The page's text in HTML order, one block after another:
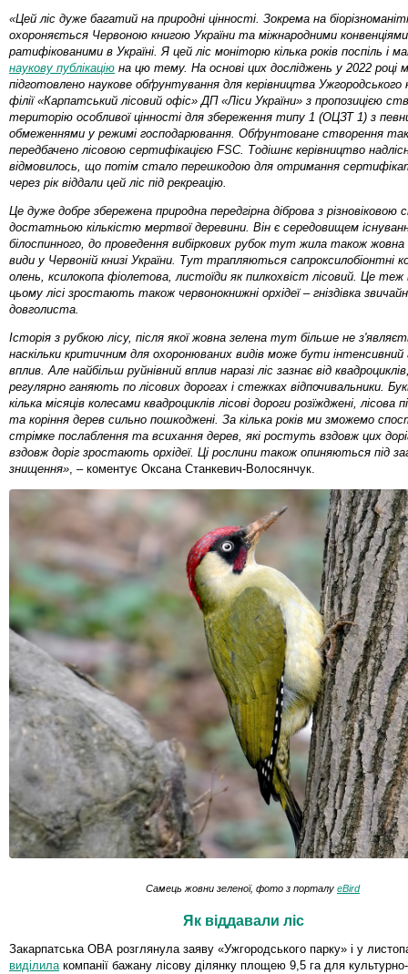
«Цей ліс дуже багатий на природні цінності. Зокрема на
охороняється Червоною книгою України та міжнародними
ратифікованими в Україні. Я цей ліс моніторю кілька років поспіль і
наукову публікацію на цю тему. На основі цих досліджень у 2022 році
підготовлено наукове обґрунтування для керівництва Ужгородського
філії «Карпатський лісовий офіс» ДП «Ліси України» з пропозицією
територію особливої цінності для збереження типу 1 (ОЦЗТ 1) з
обмеженнями у режимі господарювання. Обґрунтоване створення
передбачено лісовою сертифікацією FSC. Тодішнє керівництво
відмовилось, що потім стало перешкодою для отримання
через рік віддали цей ліс під рекреацію.
Це дуже добре збережена природна передгірна діброва з
достатньою кількістю мертвої деревини. Він є середовищем
білоспинного, до проведення вибіркових рубок тут жила також
види у Червоній книзі України. Тут трапляються сапроксилобіонтні
олень, ксилокопа фіолетова, листоїди як пилкохвіст лісовий. Це
цьому лісі зростають також червонокнижні орхідеї–гніздівка
довголиста.
Історія з рубкою лісу, після якої жовна зелена тут більше не
наскільки критичним для охоронюваних видів може бути
вплив. Але найбільш руйнівний вплив наразі ліс зазнає від
регулярно ганяють по лісових дорогах і стежках відпочивальники.
кілька місяців колесами квадроциклів лісові дороги розїжджені, лісова
та коріння дерев сильно пошкоджені. За кілька років ми зможемо
стрімке послаблення та всихання дерев, які ростуть вздовж цих
вздовж доріг зростають орхідеї. Ці рослини також опиняються під
знищення», – коментує Оксана Станкевич-Волосянчук.
Самець жовни зеленої, фото з порталу eВird
Як віддавали ліс
Закарпатська ОВА розглянула заяву «Ужгородського парку» і у
виділилакомпанії бажану лісову ділянку площею 9,5 га для